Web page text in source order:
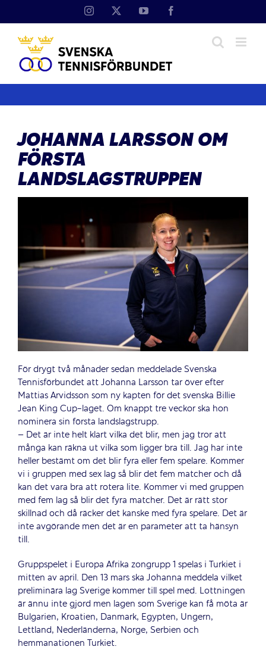
Instagram YouTube
JOHANNA LARSSON OM
FÖRSTA
LANDSLAGSTRUPPEN
För drygt två månader sedan meddelade Svenska
Tennisförbundet att Johanna Larsson tar över efter
Mattias Arvidsson som ny kapten för det svenska Billie
Jean King Cup-laget. Om knappt tre veckor ska hon
nominera sin första landslagstrupp.
– Det är inte helt klart vilka det blir, men jag tror att
många kan räkna ut vilka som ligger bra till. Jag har inte
heller bestämt om det blir fyra eller fem spelare. Kommer
vi i gruppen med sex lag så blir det fem matcher och då
kan det vara bra att rotera lite. Kommer vi med gruppen
med fem lag så blir det fyra matcher. Det är rätt stor
skillnad och då räcker det kanske med fyra spelare. Det är
inte avgörande men det är en parameter att ta hänsyn
till.
Gruppspelet i Europa Afrika zongrupp 1 spelas i Turkiet i
mitten av april. Den 13 mars ska Johanna meddela vilket
preliminära lag Sverige kommer till spel med. Lottningen
är ännu inte gjord men lagen som Sverige kan få möta är
Bulgarien, Kroatien, Danmark, Egypten, Ungern,
Lettland, Nederländerna, Norge, Serbien och
hemmanationen Turkiet.